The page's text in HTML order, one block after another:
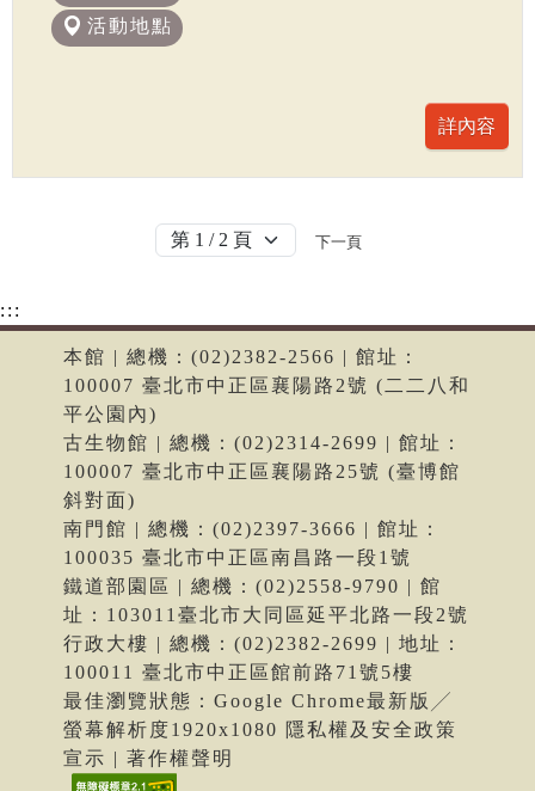
活動地點
下一頁
:::
本館 | 總機：(02)2382-2566 | 館址：
100007 臺北市中正區襄陽路2號 (二二八和
平公園內)
古生物館 | 總機：(02)2314-2699 | 館址：
100007 臺北市中正區襄陽路25號 (臺博館
斜對面)
南門館 | 總機：(02)2397-3666 | 館址：
100035 臺北市中正區南昌路一段1號
鐵道部園區 | 總機：(02)2558-9790 | 館
址：103011臺北市大同區延平北路一段2號
行政大樓 | 總機：(02)2382-2699 | 地址：
100011 臺北市中正區館前路71號5樓
最佳瀏覽狀態：Google Chrome最新版╱
螢幕解析度1920x1080 隱私權及安全政策
宣示 | 著作權聲明